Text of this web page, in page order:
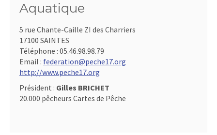
Aquatique
5 rue Chante-Caille ZI des Charriers
17100 SAINTES
Téléphone : 05.46.98.98.79
Email : federation@peche17.org
http://www.peche17.org
Président : Gilles BRICHET
20.000 pêcheurs Cartes de Pêche